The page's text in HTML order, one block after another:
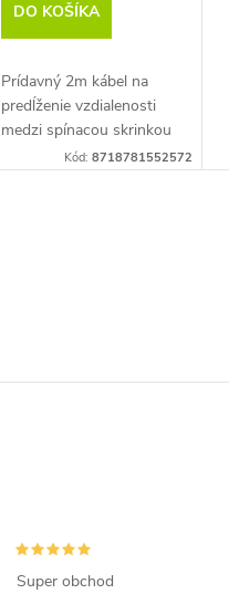
DO KOŠÍKA
Prídavný 2m kábel na
predĺženie vzdialenosti
medzi spínacou skrinkou
a svietidlami. Predĺženie
Kód: 8718781552572
Super obchod